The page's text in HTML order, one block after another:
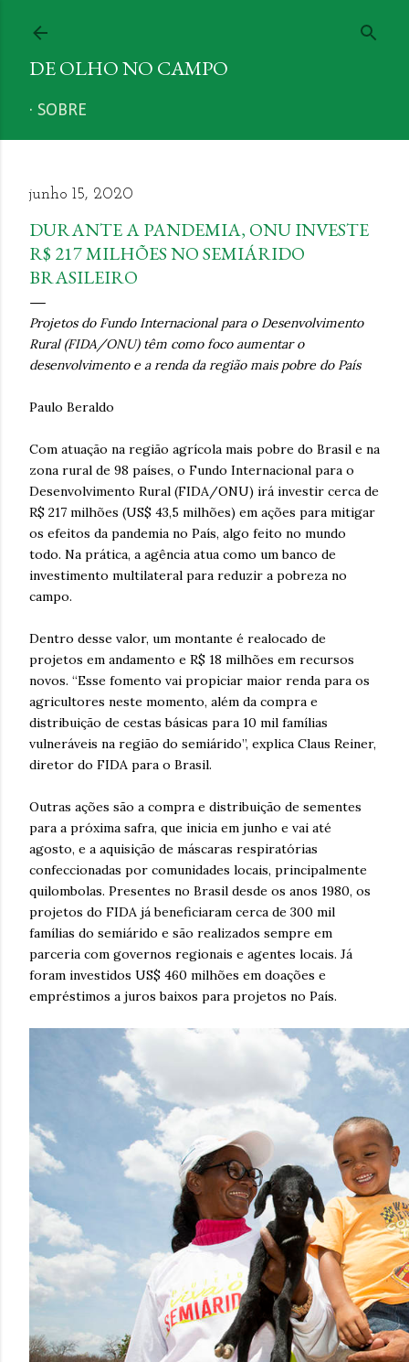
Pular para o conteúdo
DE OLHO NO CAMPO
SOBRE
junho 15, 2020
DURANTE A PANDEMIA, ONU INVESTE
R$ 217 MILHÕES NO SEMIÁRIDO
BRASILEIRO
Projetos do Fundo Internacional para o Desenvolvimento
Rural (FIDA/ONU) têm como foco aumentar o
desenvolvimento e a renda da região mais pobre do País
Paulo Beraldo
Com atuação na região agrícola mais pobre do Brasil e na
zona rural de 98 países, o Fundo Internacional para o
Desenvolvimento Rural (FIDA/ONU) irá investir cerca de
R$ 217 milhões (US$ 43,5 milhões) em ações para mitigar
os efeitos da pandemia no País, algo feito no mundo
todo. Na prática, a agência atua como um banco de
investimento multilateral para reduzir a pobreza no
campo.
Dentro desse valor, um montante é realocado de
projetos em andamento e R$ 18 milhões em recursos
novos. “Esse fomento vai propiciar maior renda para os
agricultores neste momento, além da compra e
distribuição de cestas básicas para 10 mil famílias
vulneráveis na região do semiárido”, explica Claus Reiner,
diretor do FIDA para o Brasil.
Outras ações são a compra e distribuição de sementes
para a próxima safra, que inicia em junho e vai até
agosto, e a aquisição de máscaras respiratórias
confeccionadas por comunidades locais, principalmente
quilombolas. Presentes no Brasil desde os anos 1980, os
projetos do FIDA já beneficiaram cerca de 300 mil
famílias do semiárido e são realizados sempre em
parceria com governos regionais e agentes locais. Já
foram investidos US$ 460 milhões em doações e
empréstimos a juros baixos para projetos no País.